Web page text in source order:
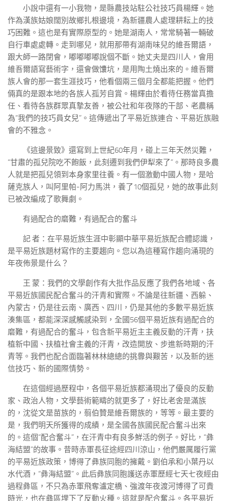
小說中還有一小我物，是縣農技站駐公社技巧員楊輝。她
作為漢族姑娘闊別故鄉扎根邊境，為新疆農人處理耕耘上的技
巧困難。這也是有實際原型的。她是湖南人，常常騎著一輛破
自行車處處轉。走到哪兒，就用那帶有湖南味兒的維吾爾語，
跟大師一路閉會，嘟嘟嘟嘟說個不斷。她丈夫是四川人，會用
維吾爾語寫藝術字，還會做馕坑，是用陶土燒出來的。維吾爾
族人會的那一套生涯技巧，他看個兩三個月全都能把握。他們
倆真的是跟本地的各族人孤芳自賞。楊輝由於看待任務當真擔
任、看待各族群眾真摯友善，被公社和年夜隊的干部、老農稱
為“我們的技巧員女兒”。這傳遞出了平易近族連合、平易近族融
會的不雅念。
《這邊景致》還寫到上世紀60年月，碰上三年天然災難，
“甘肅的孤兒院吃不飽飯，此刻遷到我們伊犁來了”。那時良多農
人就是把孤兒領到本身家里往養。有一個激動中國人物，是哈
薩克族人，叫阿里帕-阿力馬洪，養了10個孤兒，她的故事此刻
已被改編成了歌舞劇。
有過配合的磨難，有過配合的奮斗
記 者：在平易近族生涯中彰顯中華平易近族配合體認識，
是平易近族題材寫作的主要趨向。您以為這種寫作趨向涌現的
年夜佈景是什么？
王 蒙：我們的文學創作有大批作品反應了我們各地域、各
平易近族國民配合奮斗的汗青和實際。不論是往新疆、西躲、
內蒙古，仍是往云南、廣西、四川，仍是其他的多數平易近族
湊集區，都能深深感觸感染到，全國56個平易近族有過配合的
磨難，有過配合的奮斗，包含新平易近主主義反動的汗青，扶
植新中國、扶植社會主義的汗青，改造開放、步進新時期的汗
青等。我們也配合面臨著林林總總的挑釁與艱苦，以及新的迷
信技巧、新的國際情勢。
在這個經過歷程中，各個平易近族都涌現出了優良的反動
家、政治人物，文學藝術範疇的就更多了，好比老舍是滿族
的，沈從文是苗族的，翦伯贊是維吾爾族的，等等。最主要的
是，我們明天所獲得的成績，是全國各族國民配合奮斗出來
的。這個“配合奮斗”，在汗青中有良多鮮活的例子。好比，“彝
海結盟”的故事。昔時赤軍長征途經四川涼山，他們嚴厲履行黨
的平易近族政策，博得了彝族同胞的擁戴。劉伯承和小葉丹以
水代酒，“彝海結盟”。此后彝族同胞護送赤軍歷經七天七夜經由
過程彝區，不只為赤軍飛奪瀘定橋、強渡年夜渡河博得了可貴
時光，也在彝區埋下了反動火種。這就是配合奮斗。各平易近